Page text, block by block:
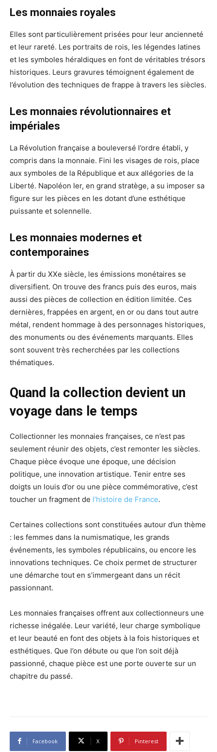
Les monnaies royales
Elles sont particulièrement prisées pour leur ancienneté
et leur rareté. Les portraits de rois, les légendes latines
et les symboles héraldiques en font de véritables trésors
historiques. Leurs gravures témoignent également de
l’évolution des techniques de frappe à travers les siècles.
Les monnaies révolutionnaires et
impériales
La Révolution française a bouleversé l’ordre établi, y
compris dans la monnaie. Fini les visages de rois, place
aux symboles de la République et aux allégories de la
Liberté. Napoléon Ier, en grand stratège, a su imposer sa
figure sur les pièces en les dotant d’une esthétique
puissante et solennelle.
Les monnaies modernes et
contemporaines
À partir du XXe siècle, les émissions monétaires se
diversifient. On trouve des francs puis des euros, mais
aussi des pièces de collection en édition limitée. Ces
dernières, frappées en argent, en or ou dans tout autre
métal, rendent hommage à des personnages historiques,
des monuments ou des événements marquants. Elles
sont souvent très recherchées par les collections
thématiques.
Quand la collection devient un
voyage dans le temps
Collectionner les monnaies françaises, ce n’est pas
seulement réunir des objets, c’est remonter les siècles.
Chaque pièce évoque une époque, une décision
politique, une innovation artistique. Tenir entre ses
doigts un louis d’or ou une pièce commémorative, c’est
toucher un fragment de l’histoire de France.
Certaines collections sont constituées autour d’un thème
: les femmes dans la numismatique, les grands
événements, les symboles républicains, ou encore les
innovations techniques. Ce choix permet de structurer
une démarche tout en s’immergeant dans un récit
passionnant.
Les monnaies françaises offrent aux collectionneurs une
richesse inégalée. Leur variété, leur charge symbolique
et leur beauté en font des objets à la fois historiques et
esthétiques. Que l’on débute ou que l’on soit déjà
passionné, chaque pièce est une porte ouverte sur un
chapitre du passé.
Facebook X Pinterest